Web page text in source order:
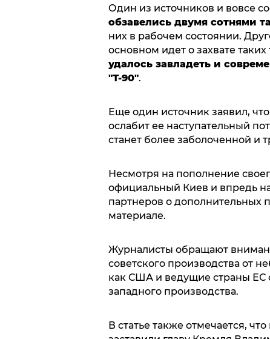
Один из источников и вовсе
обзавелись двумя сотнями
них в рабочем состоянии.
основном идет о захвате таких
удалось завладеть и
"Т-90".
Еще один источник заявил,
ослабит ее наступательный
станет более заболоченной и
Несмотря на пополнение
официальный Киев и впредь
партнеров о дополнительных
материале.
Журналисты обращают
советского производства от
как США и ведущие страны ЕС
западного производства.
В статье также отмечается,